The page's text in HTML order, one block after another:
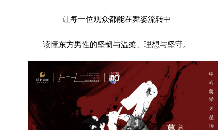
让每一位观众都能在舞姿流转中
读懂东方男性的坚韧与温柔、理想与坚守。